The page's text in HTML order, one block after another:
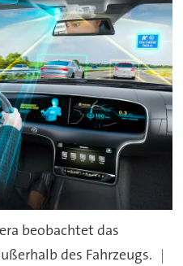
beobachtet das
des Fahrzeugs.